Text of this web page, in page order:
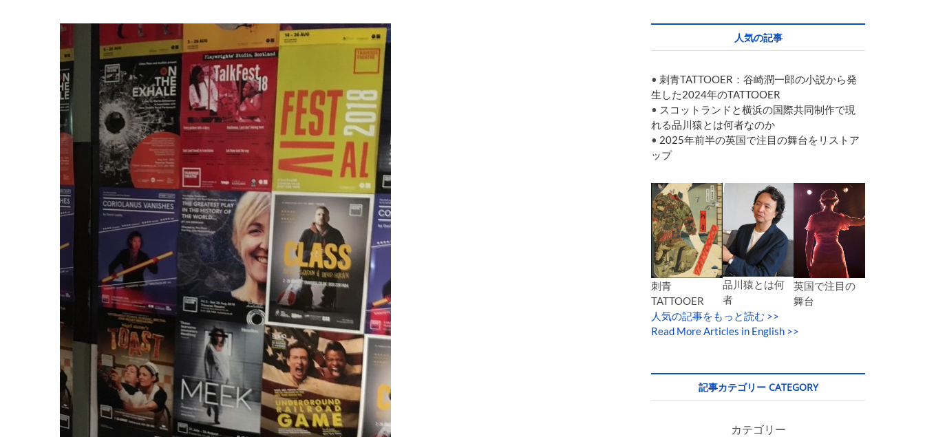
人気の記事
• 刺青TATTOOER：谷崎潤一郎の小説から発
生した2024年のTATTOOER
• スコットランドと横浜の国際共同制作で現
れる品川猿とは何者なのか
• 2025年前半の英国で注目の舞台をリストア
ップ
刺青
TATTOOER
品川猿とは何
者
英国で注目の
舞台
人気の記事をもっと読む >>
Read More Articles in English >>
記事カテゴリー CATEGORY
カテゴリー